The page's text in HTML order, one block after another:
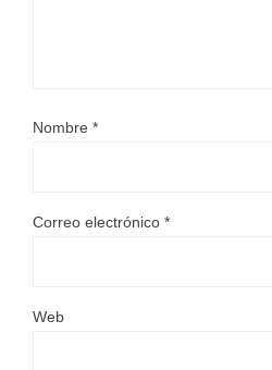
Nombre *
Correo electrónico *
Web